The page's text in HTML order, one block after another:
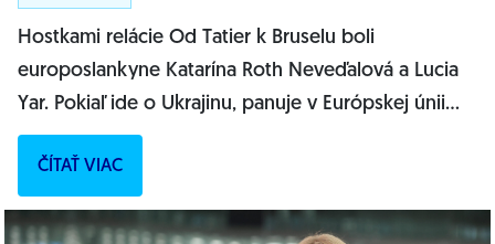
Hostkami relácie Od Tatier k Bruselu boli
europoslankyne Katarína Roth Neveďalová a Lucia
Yar. Pokiaľ ide o Ukrajinu, panuje v Európskej únii
jednota. Vyhlásil po poslednom samite lídrov...
ČÍTAŤ VIAC